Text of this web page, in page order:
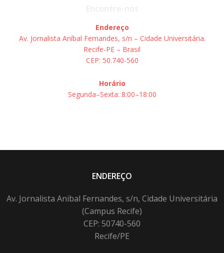
Endereço
Av. Jornalista Aníbal Fernandes, s/n – Cidade Universitária.
Recife-PE – Brasil
CEP: 50.740-560
Horário
Segunda–Sexta: 8:00–18:00
ENDEREÇO
Av. Jornalista Anibal Fernandes, s/n, Cidade Universitária
(Campus Recife)
CEP: 50740-560
Recife/PE